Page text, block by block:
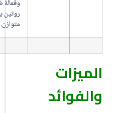
وفعالة ضمن
روتين يومي
الميزات
والفوائد